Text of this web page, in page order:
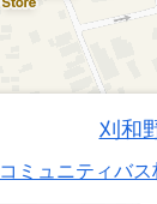
刈和
コミュニティバ